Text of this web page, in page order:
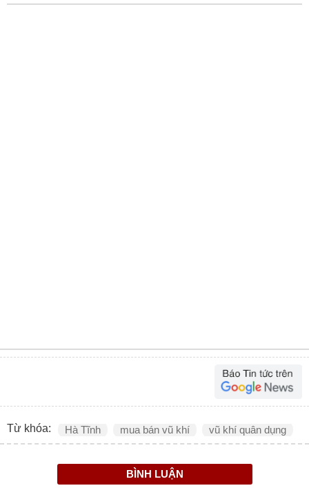
Từ khóa: Hà Tĩnh mua bán vũ khí vũ khí quân dụng
BÌNH LUẬN